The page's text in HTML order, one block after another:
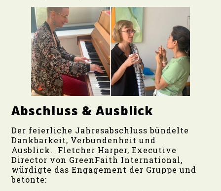
Abschluss & Ausblick
Der feierliche Jahresabschluss bündelte
Dankbarkeit, Verbundenheit und
Ausblick. Fletcher Harper, Executive
Director von GreenFaith International,
würdigte das Engagement der Gruppe und
betonte: